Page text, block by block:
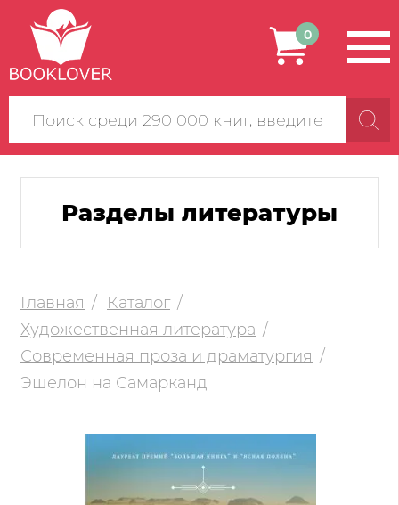
Поиск
по
сайту
0
Разделы литературы
Главная
Каталог
Художественная литература
Современная проза и драматургия
Эшелон на Самарканд